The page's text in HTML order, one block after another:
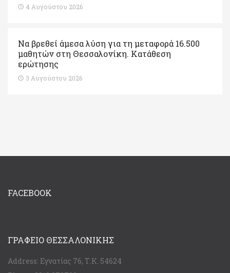
4 Αυγούστου 2026
Να βρεθεί άμεσα λύση για τη μεταφορά 16.500
μαθητών στη Θεσσαλονίκη. Κατάθεση
ερώτησης
3 Αυγούστου 2026
FACEBOOK
ΓΡΑΦΕΊΟ ΘΕΣΣΑΛΟΝΊΚΗΣ
Address: Εγνατίας 76, Τ.Κ. 54624